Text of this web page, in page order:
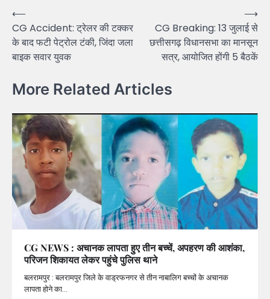
Post
navigation
⟵
CG Accident: ट्रेलर की टक्कर
के बाद फटी पेट्रोल टंकी, जिंदा जला
बाइक सवार युवक
CG Breaking: 13 जुलाई से
छत्तीसगढ़ विधानसभा का मानसून
सत्र, आयोजित होंगी 5 बैठकें
⟶
More Related Articles
CG NEWS : अचानक लापता हुए तीन बच्चें, अपहरण की आशंका,
परिजन शिकायत लेकर पहुंचे पुलिस थाने
बलरामपुर : बलरामपुर जिले के वाड्रफनगर से तीन नाबालिग बच्चों के अचानक
लापता होने का…